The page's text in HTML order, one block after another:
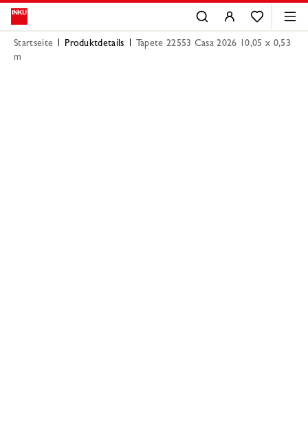
Startseite Produktdetails
Tapete 22553 Casa 2026 10,05 x 0,53
m